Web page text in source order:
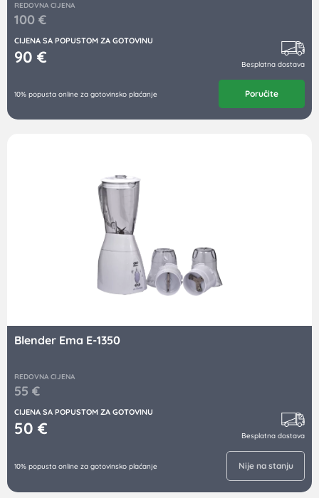
REDOVNA CIJENA
100 €
CIJENA SA POPUSTOM ZA GOTOVINU
90 € Besplatna dostava
10% popusta online za gotovinsko plaćanje Poručite
Blender Ema E-1350
REDOVNA CIJENA
55 €
CIJENA SA POPUSTOM ZA GOTOVINU
50 € Besplatna dostava
10% popusta online za gotovinsko plaćanje Nije na stanju